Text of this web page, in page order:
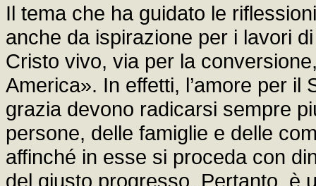
Il tema che ha guidato le
anche da ispirazione per i lavori
Cristo vivo, via per la
America». In effetti, l’amore per
grazia devono radicarsi sempre
persone, delle famiglie e delle
affinché in esse si proceda con
del giusto progresso. Pertanto, è